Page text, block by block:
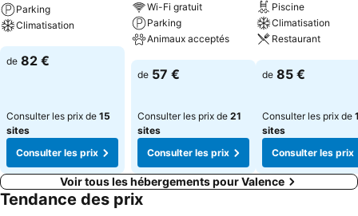
Parking
Climatisation
Consulter les prix
de 82 €
Consulter les prix de 15
sites
Consulter les prix
Wi-Fi gratuit
Parking
Animaux acceptés
Consulter les prix
de 57 €
Consulter les prix de 21
sites
Consulter les prix
Piscine
Climatisation
Restaurant
Consulter les
de 85 €
Consulter les prix de
sites
Consulter les prix
Voir tous les hébergements pour Valence
Tendance des prix